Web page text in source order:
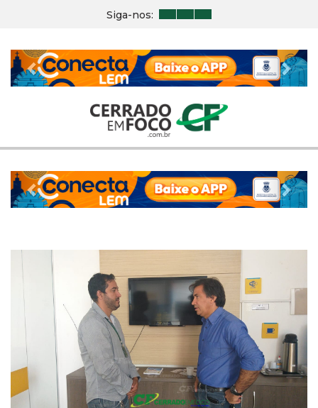
Siga-nos:
Previous Next
Previous Next